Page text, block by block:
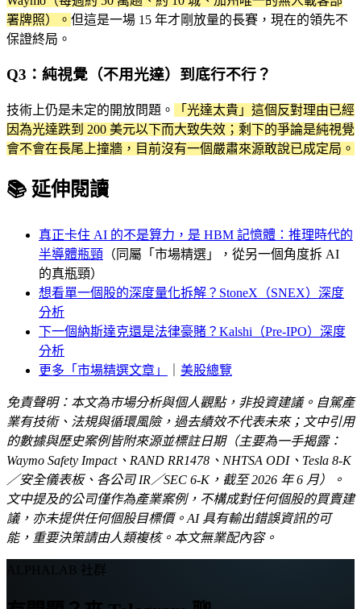
署牌照）。 但這是一場 15 年才剛放量的長賽，現在的領先不
保證終局。
Q3：純視覺（不用光達）到底行不行？
技術上仍是未定的開放問題。
「光達太貴」這個反對理由已經
因為光達跌到 200 美元以下而大致失效；剩下的爭論是純視覺
會不會在長尾上撞牆，目前沒有一個嚴肅來源敢說已成定局。
📚 延伸閱讀
真正卡住 AI 的不是算力，是 HBM 記憶體：推理時代的
半導體瓶頸 （同屬「市場精選」，從另一個角度拆 AI
的真瓶頸）
想看單一個股的深度量化拆解？StoneX（SNEX）深度
分析
下一個納斯達克還是法律豪賭？Kalshi（Pre-IPO）深度
分析
更多「市場精選文章」
美股總覽
免責聲明：本文為市場分析與個人觀點，非投資建議。自駕產
業有技術、法規與循環風險，過去績效不代表未來；文中引用
的數據與歷史案例皆附來源並標註日期（主要為一手揭露：
Waymo Safety Impact、RAND RR1478、NHTSA ODI、Tesla 8-K
／安全儀表板、各公司 IR／SEC 6-K，截至 2026 年 6 月）。
文中提及的公司僅作為產業案例，不構成對任何個股的買賣建
議，亦未提供任何個股目標價。AI 具有輸出錯誤資訊的可
能，重要決策請由人類複核。本文無業配內容。
ALPHALAB 社群